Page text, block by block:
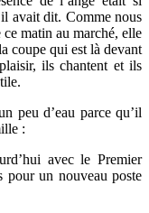
avait dit. Comme nous
ce matin au marché, elle
coupe qui est là devant
ils chantent et ils
peu d’eau parce qu’il
:
avec le Premier
un nouveau poste